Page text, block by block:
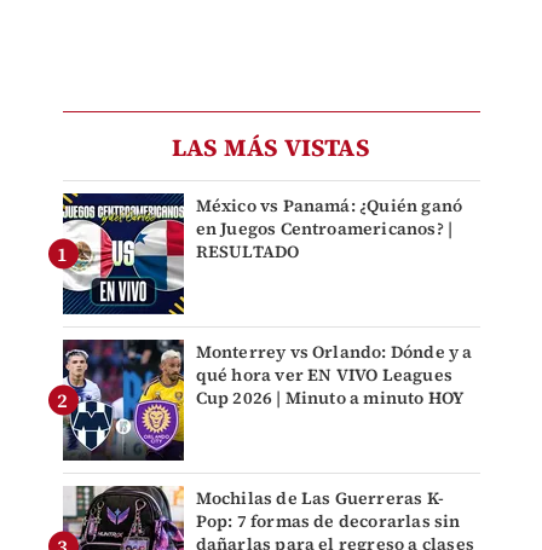
LAS MÁS VISTAS
México vs Panamá: ¿Quién ganó
en Juegos Centroamericanos? |
RESULTADO
Monterrey vs Orlando: Dónde y a
qué hora ver EN VIVO Leagues
Cup 2026 | Minuto a minuto HOY
Mochilas de Las Guerreras K-
Pop: 7 formas de decorarlas sin
dañarlas para el regreso a clases